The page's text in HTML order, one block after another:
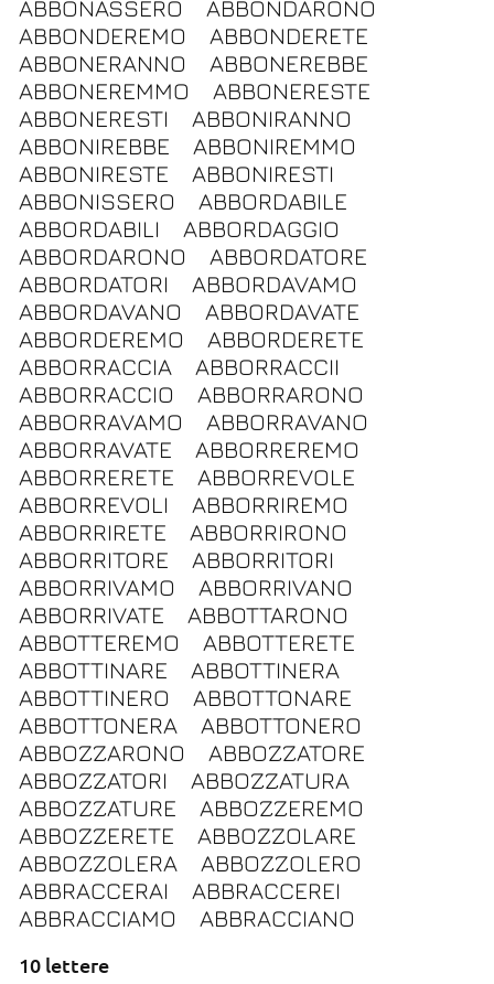
ABBONASSERO
ABBONDARONO
ABBONDEREMO
ABBONDERETE
ABBONERANNO
ABBONEREBBE
ABBONEREMMO
ABBONERESTE
ABBONERESTI
ABBONIRANNO
ABBONIREBBE
ABBONIREMMO
ABBONIRESTE
ABBONIRESTI
ABBONISSERO
ABBORDABILE
ABBORDABILI
ABBORDAGGIO
ABBORDARONO
ABBORDATORE
ABBORDATORI
ABBORDAVAMO
ABBORDAVANO
ABBORDAVATE
ABBORDEREMO
ABBORDERETE
ABBORRACCIA
ABBORRACCII
ABBORRACCIO
ABBORRARONO
ABBORRAVAMO
ABBORRAVANO
ABBORRAVATE
ABBORREREMO
ABBORRERETE
ABBORREVOLE
ABBORREVOLI
ABBORRIREMO
ABBORRIRETE
ABBORRIRONO
ABBORRITORE
ABBORRITORI
ABBORRIVAMO
ABBORRIVANO
ABBORRIVATE
ABBOTTARONO
ABBOTTEREMO
ABBOTTERETE
ABBOTTINARE
ABBOTTINERA
ABBOTTINERO
ABBOTTONARE
ABBOTTONERA
ABBOTTONERO
ABBOZZARONO
ABBOZZATORE
ABBOZZATORI
ABBOZZATURA
ABBOZZATURE
ABBOZZEREMO
ABBOZZERETE
ABBOZZOLARE
ABBOZZOLERA
ABBOZZOLERO
ABBRACCERAI
ABBRACCEREI
ABBRACCIAMO
ABBRACCIANO
10 lettere